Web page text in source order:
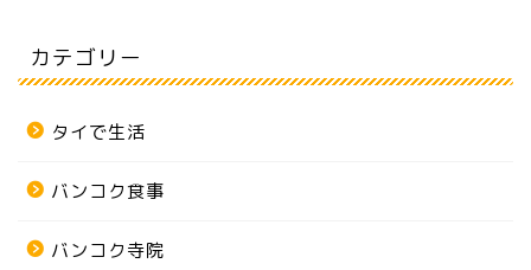
カテゴリー
タイで生活
バンコク食事
バンコク寺院